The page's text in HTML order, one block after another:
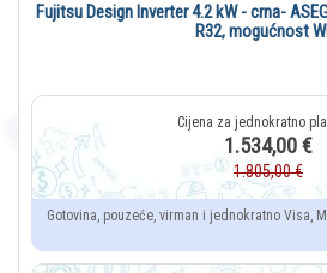
Fujitsu Design Inverter 4.2 kW - crna-
R32, mogućnost
1.534,00 €
1.805,00 €
Gotovina, pouzeće, virman i jednokratno Visa,